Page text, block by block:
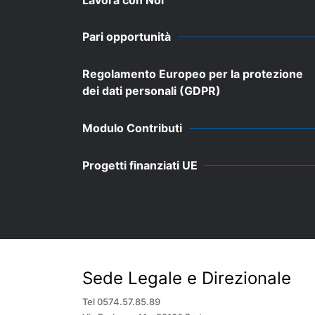
Pari opportunità
Regolamento Europeo per la protezione
dei dati personali (GDPR)
Modulo Contributi
Progetti finanziati UE
Sede Legale e Direzionale
Tel 0574.57.85.89